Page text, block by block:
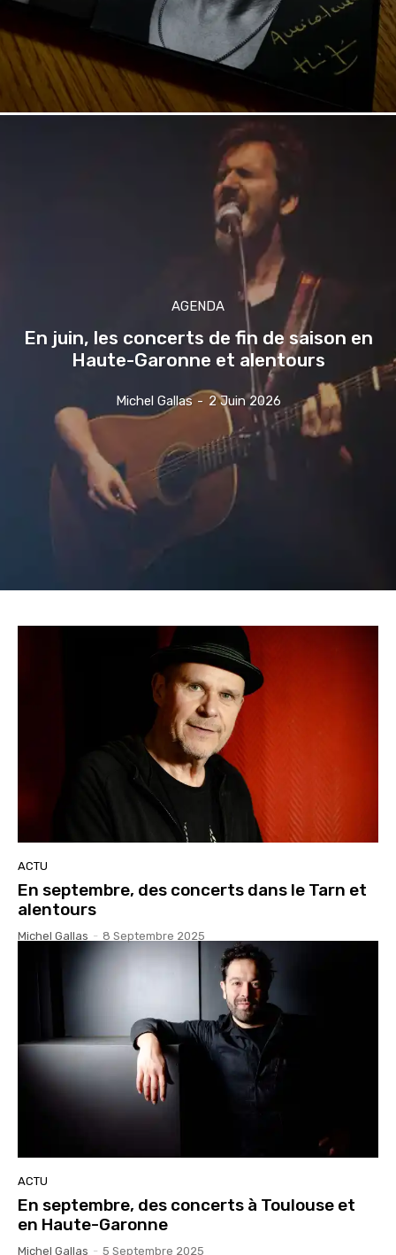
AGENDA
En juin, les concerts de fin de saison en
Haute-Garonne et alentours
Michel Gallas - 2 Juin 2026
ACTU
En septembre, des concerts dans le Tarn et
alentours
Michel Gallas - 8 Septembre 2025
ACTU
En septembre, des concerts à Toulouse et
en Haute-Garonne
Michel Gallas - 5 Septembre 2025